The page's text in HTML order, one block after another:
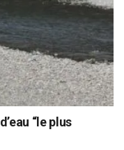
“le plus